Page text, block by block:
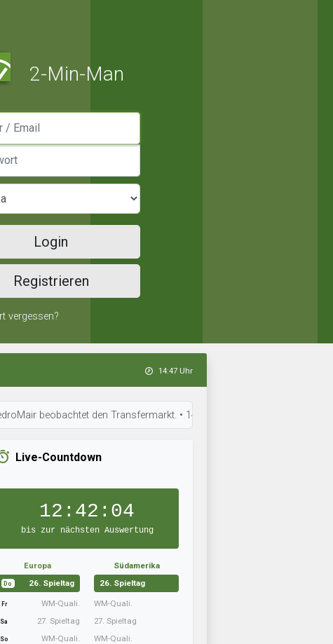
2-Min-Man
Login
Registrieren
vergessen?
14:47 Uhr
beobachtet den Transfermarkt. • 14:43 Uhr: Torfabrik Bratislava ist in
Live-Countdown
12:42:03
bis zur nächsten Auswertung
Europa
Do 26. Spieltag
Fr WM-Quali.
Sa 27. Spieltag
So WM-Quali.
Südamerika
26. Spieltag
WM-Quali.
27. Spieltag
WM-Quali.